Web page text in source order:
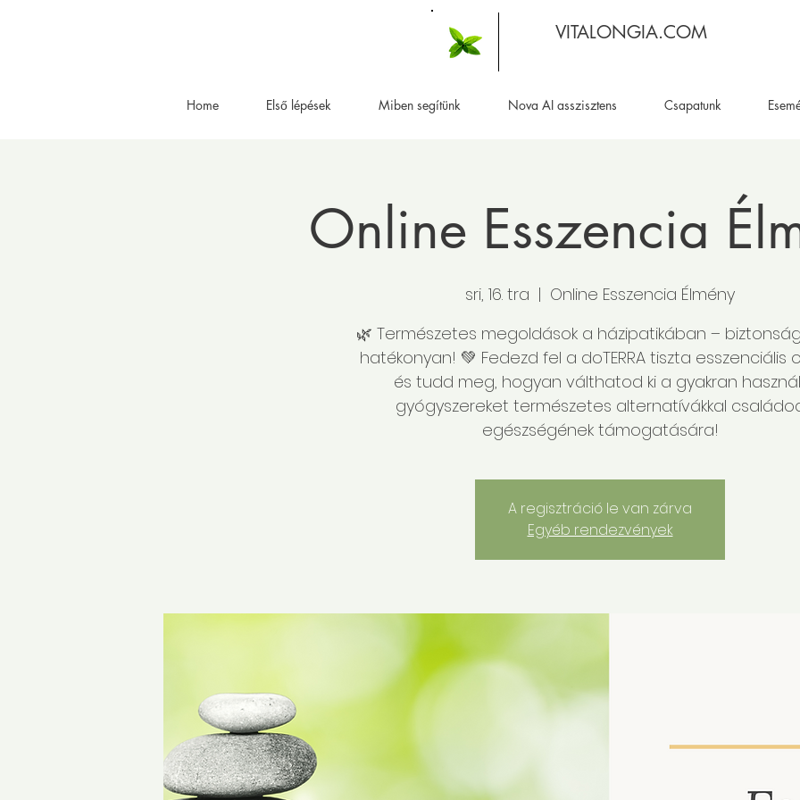
VITALONGIA.COM
Home Első lépések Miben segítünk Nova AI asszisztens Csapatunk
Online Esszencia
sri, 16. tra
  |
Online Esszencia Élmény
🌿 Természetes megoldások a házipatikában –
hatékonyan! 💚 Fedezd fel a doTERRA tiszta esszenciális
és tudd meg, hogyan válthatod ki a gyakran
gyógyszereket természetes alternatívákkal
egészségének támogatására!
A regisztráció le van zárva
Egyéb rendezvények